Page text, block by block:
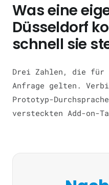
Was eine
Düsseldorf
schnell sie
Drei Zahlen, die für
Anfrage gelten.
Prototyp-
versteckten Add-on-